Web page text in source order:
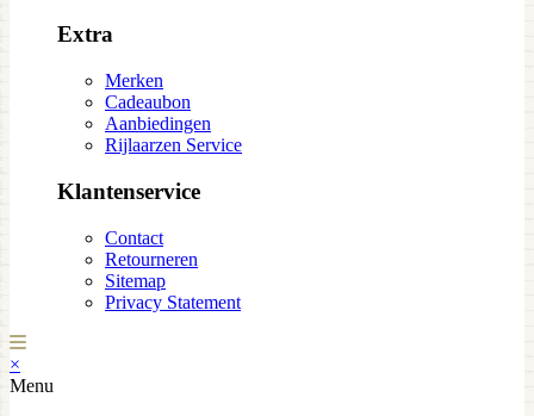
Extra
Merken
Cadeaubon
Aanbiedingen
Rijlaarzen Service
Klantenservice
Contact
Retourneren
Sitemap
Privacy Statement
×
Menu